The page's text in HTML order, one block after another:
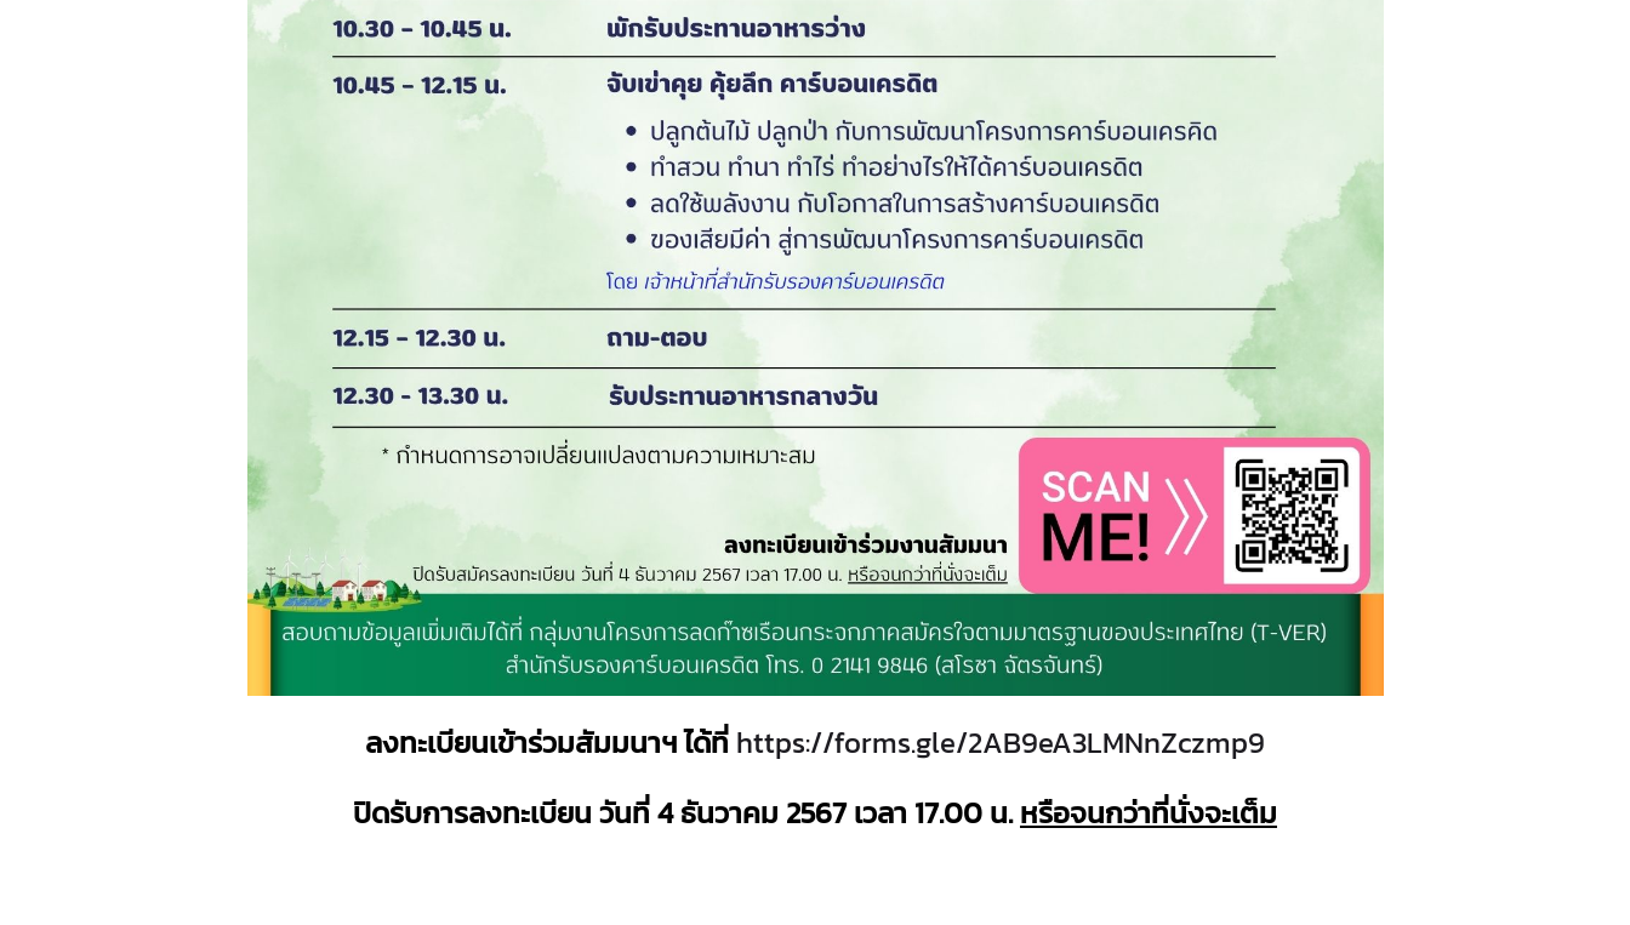
ลงทะเบียนเข้าร่วมสัมมนาฯ ได้ที่ https://forms.gle/2AB9eA3LMNnZczmp9
ปิดรับการลงทะเบียน วันที่ 4 ธันวาคม 2567 เวลา 17.00 น.หรือจนกว่าที่นั่งจะเต็ม